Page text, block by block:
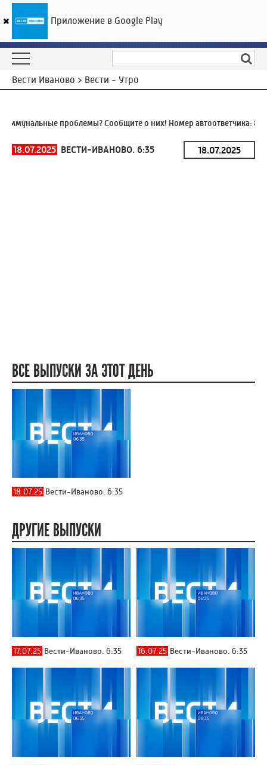
ГТРК «Ивтелерадио»
Вести Иваново > Вести - Утро
проблемы? Сообщите о них! Номер автоответчика:8
18.07.2025 ВЕСТИ-ИВАНОВО. 6:35
ВСЕ ВЫПУСКИ ЗА ЭТОТ ДЕНЬ
18.07.25 Вести-Иваново. 6:35
ДРУГИЕ ВЫПУСКИ
17.07.25 Вести-Иваново. 6:35 16.07.25 Вести-Иваново. 6:35
Приложение в Google Play